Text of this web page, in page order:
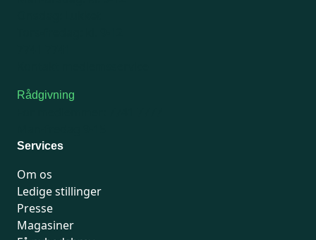
Rådgivning
Services
Om os
Ledige stillinger
Presse
Magasiner